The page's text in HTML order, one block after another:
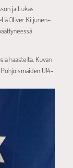
ja Lukas
Oliver Kiljunen–
haasteita. Kuvan
U14-